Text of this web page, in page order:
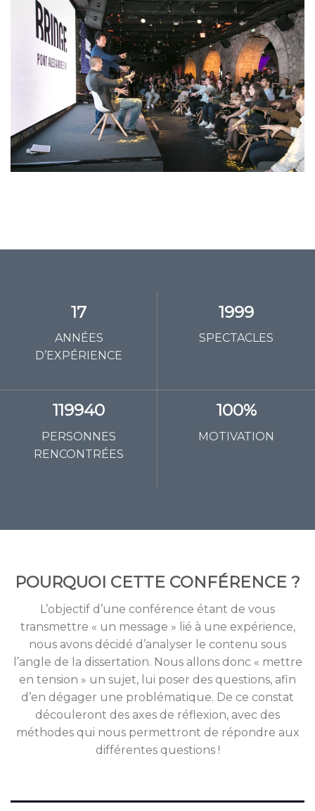
17
ANNÉES
D’EXPÉRIENCE
1999
SPECTACLES
119940
PERSONNES
RENCONTRÉES
100%
MOTIVATION
POURQUOI CETTE CONFÉRENCE ?
L’objectif d’une conférence étant de vous
transmettre « un message » lié à une expérience,
nous avons décidé d’analyser le contenu sous
l’angle de la dissertation. Nous allons donc « mettre
en tension » un sujet, lui poser des questions, afin
d’en dégager une problématique. De ce constat
découleront des axes de réflexion, avec des
méthodes qui nous permettront de répondre aux
différentes questions !